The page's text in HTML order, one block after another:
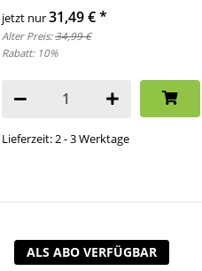
jetzt nur31,49 €*
Alter Preis:34,99 €
Rabatt: 10%
Lieferzeit: 2 - 3 Werktage
ALS ABO VERFÜGBAR